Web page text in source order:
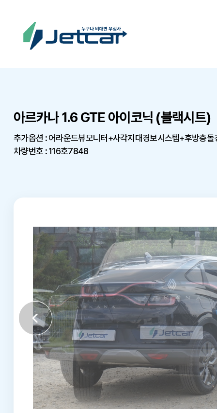
아르카나 1.6 GTE 아이코닉 (블랙시트)
추가옵션 : 어라운드뷰모니터+사각지대경보시스템+후방충돌
차량번호 : 116호7848